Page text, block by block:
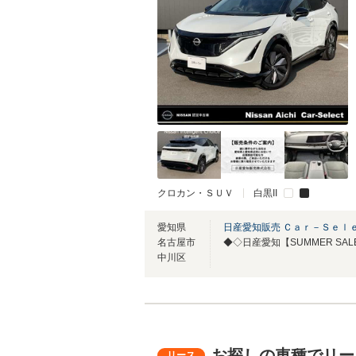
クロカン・ＳＵＶ 白黒II
愛知県
名古屋市
中川区
日産愛知販売 Ｃａｒ－Ｓｅ
◆◇日産愛知【SUMMER